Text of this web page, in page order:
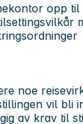
opp til
noe
vil bli
av krav til